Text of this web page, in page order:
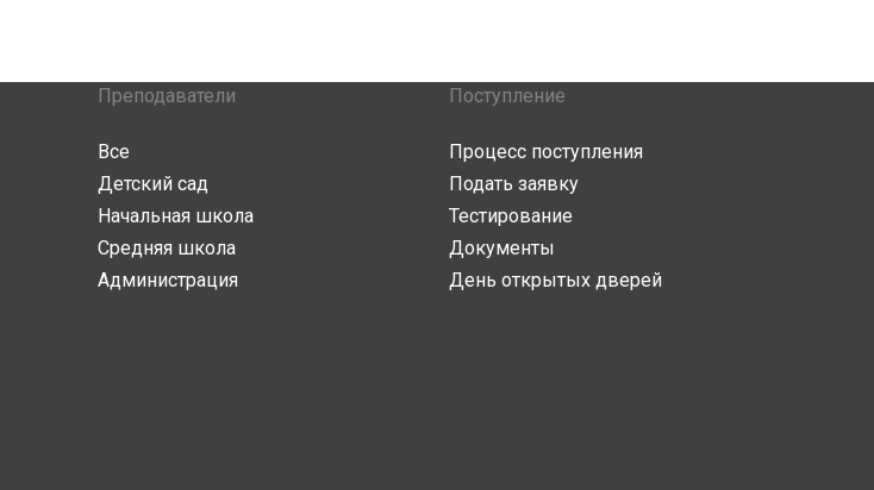
Преподаватели
Все
Детский сад
Начальная школа
Средняя школа
Администрация
Поступление
Процесс поступления
Подать заявку
Тестирование
Документы
День открытых дверей